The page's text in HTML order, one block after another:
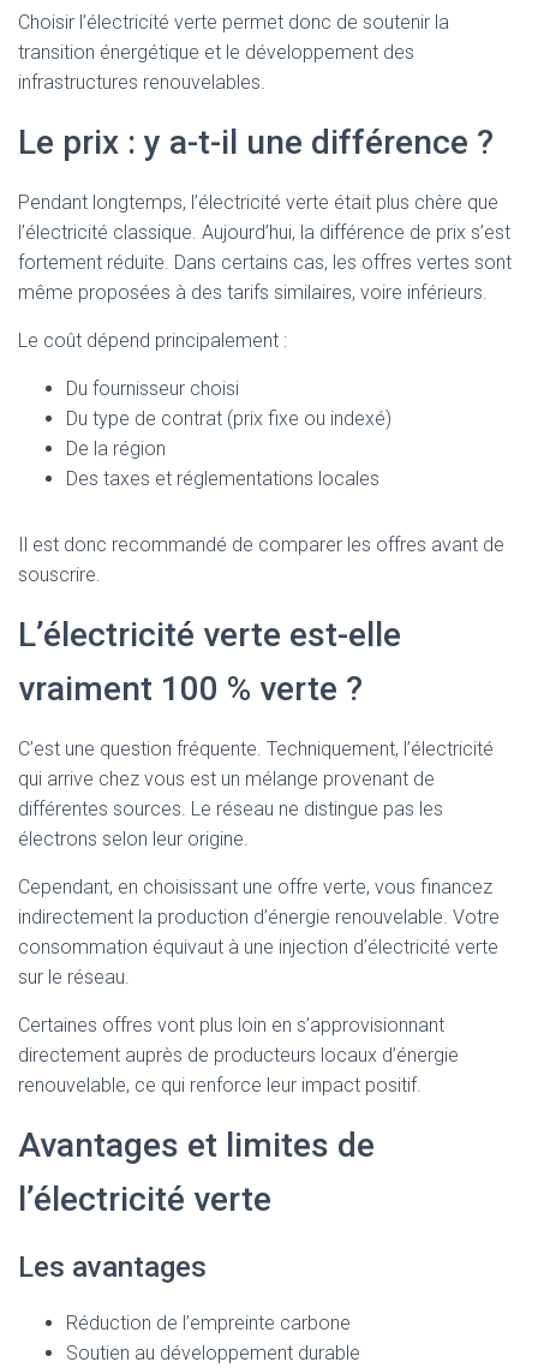
Choisir l’électricité verte permet donc de soutenir la
transition énergétique et le développement des
infrastructures renouvelables.
Le prix : y a-t-il une différence ?
Pendant longtemps, l’électricité verte était plus chère que
l’électricité classique. Aujourd’hui, la différence de prix s’est
fortement réduite. Dans certains cas, les offres vertes sont
même proposées à des tarifs similaires, voire inférieurs.
Le coût dépend principalement :
Du fournisseur choisi
Du type de contrat (prix fixe ou indexé)
De la région
Des taxes et réglementations locales
Il est donc recommandé de comparer les offres avant de
souscrire.
L’électricité verte est-elle
vraiment 100 % verte ?
C’est une question fréquente. Techniquement, l’électricité
qui arrive chez vous est un mélange provenant de
différentes sources. Le réseau ne distingue pas les
électrons selon leur origine.
Cependant, en choisissant une offre verte, vous financez
indirectement la production d’énergie renouvelable. Votre
consommation équivaut à une injection d’électricité verte
sur le réseau.
Certaines offres vont plus loin en s’approvisionnant
directement auprès de producteurs locaux d’énergie
renouvelable, ce qui renforce leur impact positif.
Avantages et limites de
l’électricité verte
Les avantages
Réduction de l’empreinte carbone
Soutien au développement durable